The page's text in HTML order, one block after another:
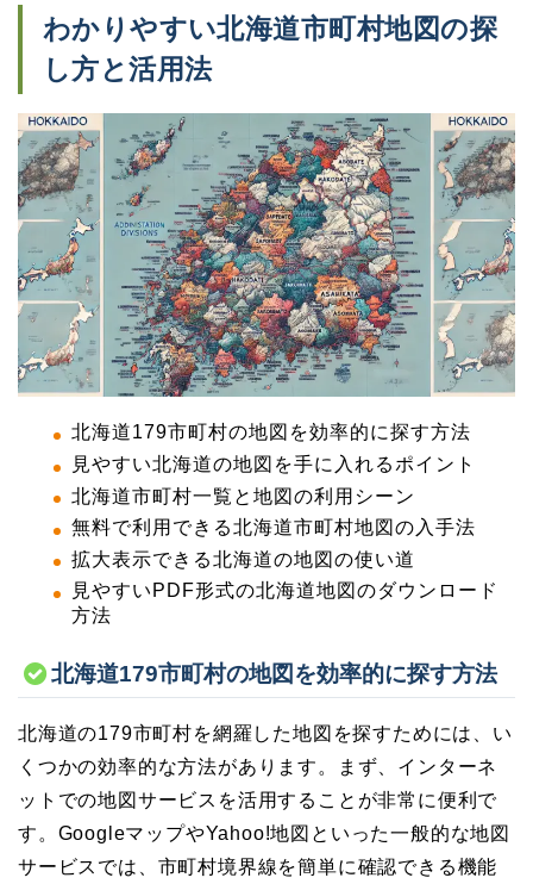
わかりやすい北海道市町村地図の探
し方と活用法
北海道179市町村の地図を効率的に探す方法
見やすい北海道の地図を手に入れるポイント
北海道市町村一覧と地図の利用シーン
無料で利用できる北海道市町村地図の入手法
拡大表示できる北海道の地図の使い道
見やすいPDF形式の北海道地図のダウンロード
方法
北海道179市町村の地図を効率的に探す方法
北海道の179市町村を網羅した地図を探すためには、い
くつかの効率的な方法があります。まず、インターネ
ットでの地図サービスを活用することが非常に便利で
す。GoogleマップやYahoo!地図といった一般的な地図
サービスでは、市町村境界線を簡単に確認できる機能